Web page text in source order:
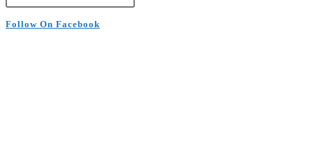
Follow On Facebook